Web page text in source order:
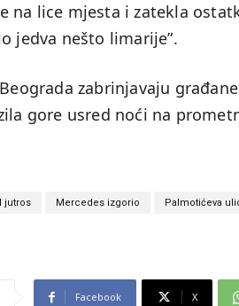
na lice mjesta i zatekla
jedva nešto limarije”.
zabrinjavaju
gore usred noći na
jutros Mercedes izgorio Palmotićeva
Facebook X